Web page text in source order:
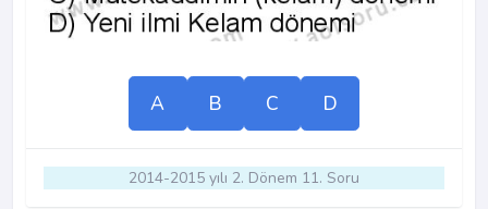
A B C D
2014-2015 yılı 2. Dönem 11. Soru